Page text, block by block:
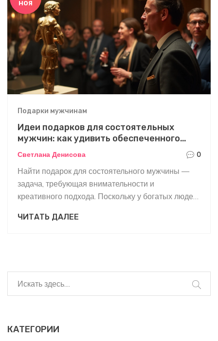
персонализированных и впечатляющих идей. Нам
важно, чтобы ваш подарок вызвал искреннюю
улыбку и благодарность.
ноя
Подарки мужчинам
Идеи подарков для состоятельных
мужчин: как удивить обеспеченного
человека
Светлана Денисова 0
Найти подарок для состоятельного мужчины —
задача, требующая внимательности и
креативного подхода. Поскольку у богатых людей
что-то необычное и запоминающееся. Это может
получателя. Такие подарки не только удивят, но и
покажут чуткость и внимание к интересам
избалованного жизнью человека.
ЧИТАТЬ ДАЛЕЕ
КАТЕГОРИИ